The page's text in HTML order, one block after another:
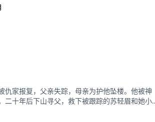
仇家报复，父亲失踪，母亲为护他坠楼。他被神
二十年后下山寻父，救下被跟踪的苏轻眉和她小
了婚约，被苏轻眉收留，两人渐生情愫。杨洛帮